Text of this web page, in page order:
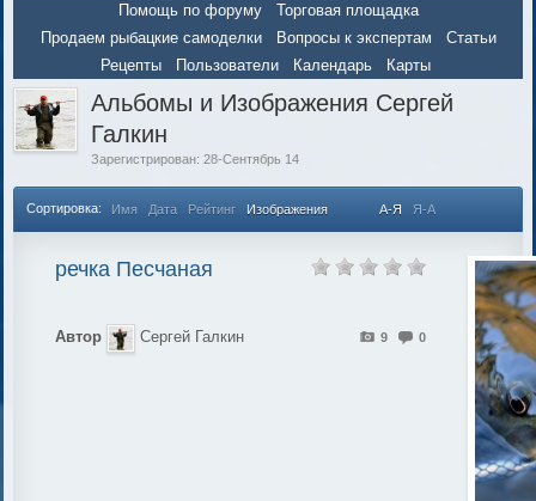
Помощь по форуму
Торговая площадка
Продаем рыбацкие самоделки
Вопросы к экспертам
Статьи
Рецепты
Пользователи Календарь Карты
Альбомы и Изображения Сергей
Галкин
Зарегистрирован: 28-Сентябрь 14
Сортировка: Имя Дата Рейтинг Изображения А-Я Я-А
речка Песчаная
9 0
Автор Сергей Галкин